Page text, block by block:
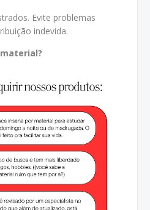
Evite problemas
indevida.